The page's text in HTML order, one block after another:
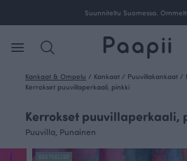
Suunniteltu Suomessa.
Kankaat & Ompelu / Kankaat / Puuvillakankaat /
Kerrokset puuvillaperkaali, pinkki
Kerrokset puuvillaperkaali,
Puuvilla, Punainen
BESTSELLER